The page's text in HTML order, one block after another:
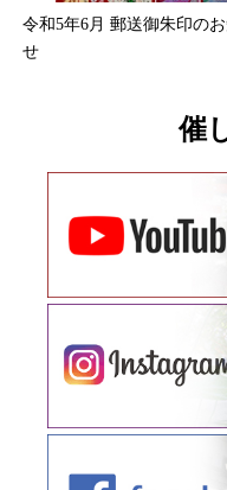
令和5年6月 郵送御朱印の
せ
催